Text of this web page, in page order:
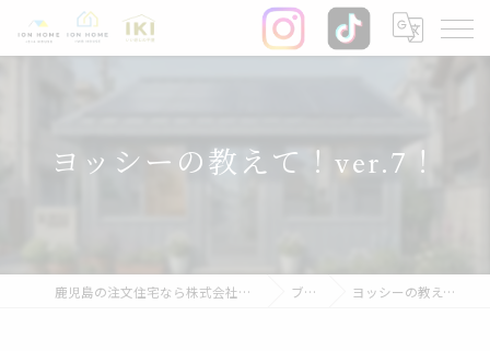
ヨッシーの教えて！ver.7！
鹿児島の注文住宅なら株式会社イオン・ホーム ブログ ヨッシーの教えて！ver.7！